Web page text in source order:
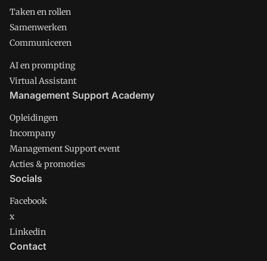
Taken en rollen
Samenwerken
Communiceren
AI en prompting
Virtual Assistant
Management Support Academy
Opleidingen
Incompany
Management Support event
Acties & promoties
Socials
Facebook
x
Linkedin
Contact